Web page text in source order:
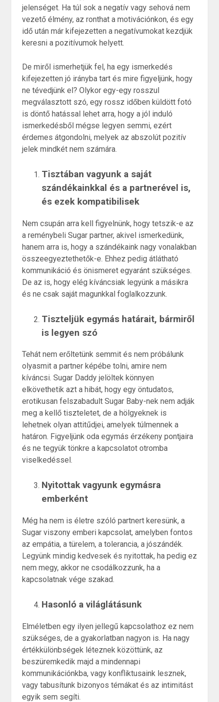
jelenséget. Ha túl sok a negatív vagy sehová nem
vezető élmény, az ronthat a motivációnkon, és egy
idő után már kifejezetten a negatívumokat kezdjük
keresni a pozitívumok helyett.
De miről ismerhetjük fel, ha egy ismerkedés
kifejezetten jó irányba tart és mire figyeljünk, hogy
ne tévedjünk el? Olykor egy-egy rosszul
megválasztott szó, egy rossz időben küldött fotó
is döntő hatással lehet arra, hogy a jól induló
ismerkedésből mégse legyen semmi, ezért
érdemes átgondolni, melyek az abszolút pozitív
jelek mindkét nem számára.
Tisztában vagyunk a saját
szándékainkkal és a partnerével is,
és ezek kompatibilisek
Nem csupán arra kell figyelnünk, hogy tetszik-e az
a reménybeli Sugar partner, akivel ismerkedünk,
hanem arra is, hogy a szándékaink nagy vonalakban
összeegyeztethetők-e. Ehhez pedig átlátható
kommunikáció és önismeret egyaránt szükséges.
De az is, hogy elég kíváncsiak legyünk a másikra
és ne csak saját magunkkal foglalkozzunk.
Tiszteljük egymás határait, bármiről
is legyen szó
Tehát nem erőltetünk semmit és nem próbálunk
olyasmit a partner képébe tolni, amire nem
kíváncsi. Sugar Daddy jelöltek könnyen
elkövethetik azt a hibát, hogy egy öntudatos,
erotikusan felszabadult Sugar Baby-nek nem adják
meg a kellő tiszteletet, de a hölgyeknek is
lehetnek olyan attitűdjei, amelyek túlmennek a
határon. Figyeljünk oda egymás érzékeny pontjaira
és ne tegyük tönkre a kapcsolatot otromba
viselkedéssel.
Nyitottak vagyunk egymásra
emberként
Még ha nem is életre szóló partnert keresünk, a
Sugar viszony emberi kapcsolat, amelyben fontos
az empátia, a türelem, a tolerancia, a jószándék.
Legyünk mindig kedvesek és nyitottak, ha pedig ez
nem megy, akkor ne csodálkozzunk, ha a
kapcsolatnak vége szakad.
Hasonló a világlátásunk
Elméletben egy ilyen jellegű kapcsolathoz ez nem
szükséges, de a gyakorlatban nagyon is. Ha nagy
értékkülönbségek léteznek közöttünk, az
beszüremkedik majd a mindennapi
kommunikációnkba, vagy konfliktusaink lesznek,
vagy tabusítunk bizonyos témákat és az intimitást
egyik sem segíti.